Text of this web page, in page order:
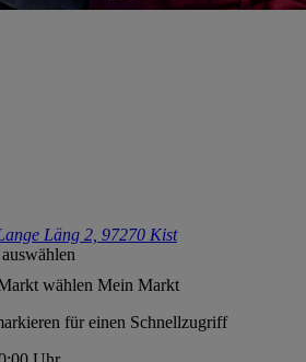
Läng 2, 97270 Kist
wählen Mein Markt
für einen Schnellzugriff